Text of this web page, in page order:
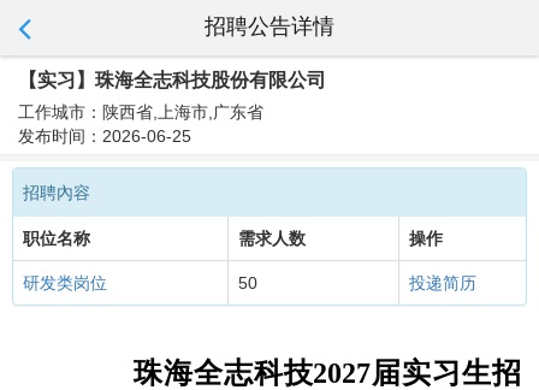
招聘公告详情
【实习】珠海全志科技股份有限公司
工作城市：陕西省,上海市,广东省
发布时间：2026-06-25
招聘內容
职位名称 需求人数 操作
研发类岗位 50 投递简历
珠海全志科技2027届实习生招